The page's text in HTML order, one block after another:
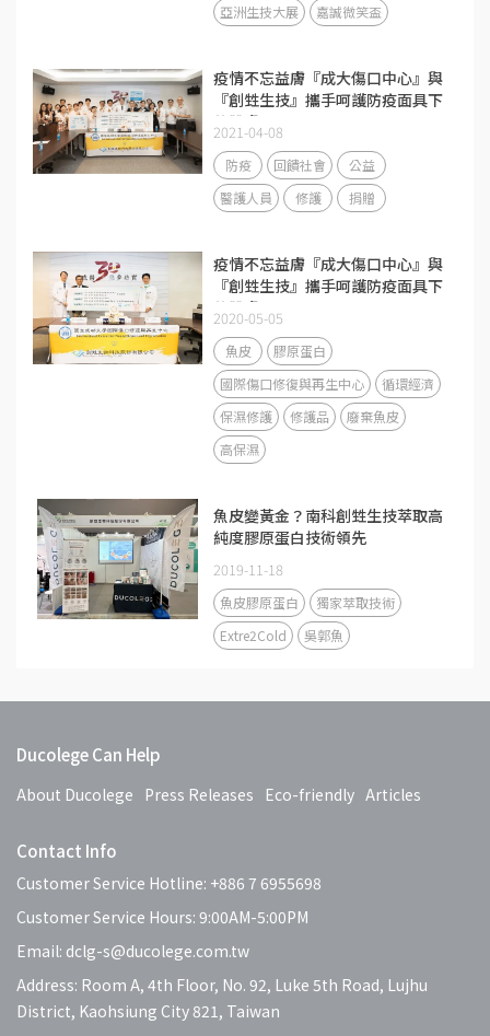
亞洲生技大展
嘉誠微笑盃
疫情不忘益膚『成大傷口中心』與
『創甡生技』攜手呵護防疫面具下
的肌膚
2021-04-08
防疫 回饋社會
公益
醫護人員
修護 捐贈
疫情不忘益膚『成大傷口中心』與
『創甡生技』攜手呵護防疫面具下
的肌膚
2020-05-05
魚皮
膠原蛋白
國際傷口修復與再生中心
循環經濟
保濕修護
修護品
廢棄魚皮
高保濕
魚皮變黃金？南科創甡生技萃取高
純度膠原蛋白技術領先
2019-11-18
魚皮膠原蛋白
獨家萃取技術
Extre2Cold
吳郭魚
Ducolege Can Help
About Ducolege Press Releases Eco-friendly Articles
Contact Info
Customer Service Hotline: +886 7 6955698
Customer Service Hours: 9:00AM-5:00PM
Email: dclg-s@ducolege.com.tw
Address: Room A, 4th Floor, No. 92, Luke 5th Road, Lujhu
District, Kaohsiung City 821, Taiwan